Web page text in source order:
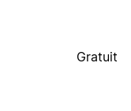
Gratuit